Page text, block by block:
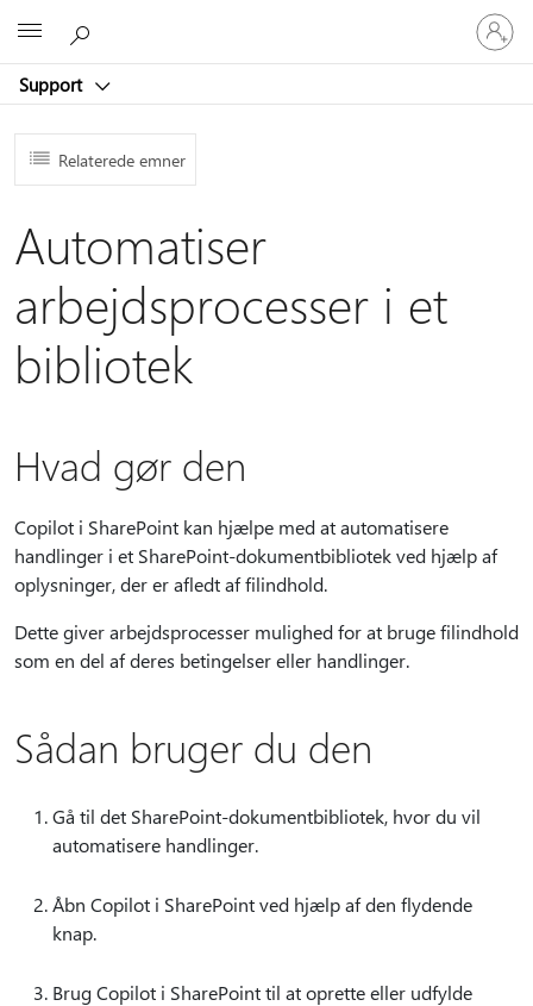
Support
Log
på
din
Relaterede emner
Automatiser
arbejdsprocesser i et
bibliotek
Hvad gør den
Copilot i SharePoint kan hjælpe med at automatisere
handlinger i et SharePoint-dokumentbibliotek ved hjælp af
oplysninger, der er afledt af filindhold.
Dette giver arbejdsprocesser mulighed for at bruge filindhold
som en del af deres betingelser eller handlinger.
Sådan bruger du den
Gå til det SharePoint-dokumentbibliotek, hvor du vil
automatisere handlinger.
Åbn Copilot i SharePoint ved hjælp af den flydende
knap.
Brug Copilot i SharePoint til at oprette eller udfylde